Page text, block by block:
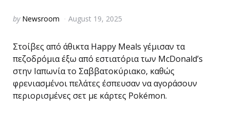
Posted
by Newsroom August 19, 2025
Στοίβες από άθικτα Happy Meals γέμισαν τα
πεζοδρόμια έξω από εστιατόρια των McDonald’s
στην Ιαπωνία το Σαββατοκύριακο, καθώς
φρενιασμένοι πελάτες έσπευσαν να αγοράσουν
περιορισμένες σετ με κάρτες Pokémon.